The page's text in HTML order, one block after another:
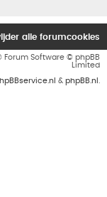
alle forumcookies
Forum Software © phpBB
Limited
& phpBB.nl .